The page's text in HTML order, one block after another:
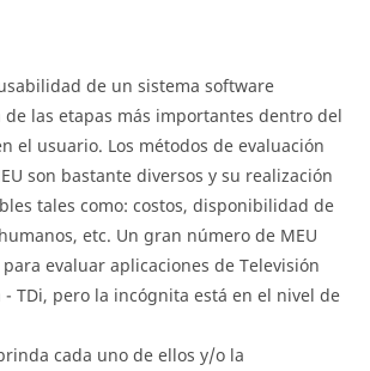
de un sistema software
las etapas más importantes dentro del
el usuario. Los métodos de evaluación
son bastante diversos y su realización
tales como: costos, disponibilidad de
etc. Un gran número de MEU
evaluar aplicaciones de Televisión
TDi, pero la incógnita está en el nivel de
cada uno de ellos y/o la